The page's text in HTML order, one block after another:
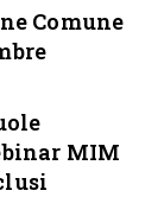
Comune
MIM